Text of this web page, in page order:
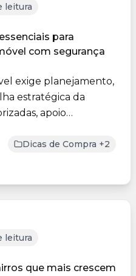
leitura
para
com segurança
exige planejamento,
estratégica da
apoio
Dicas de Compra +2
leitura
que mais crescem